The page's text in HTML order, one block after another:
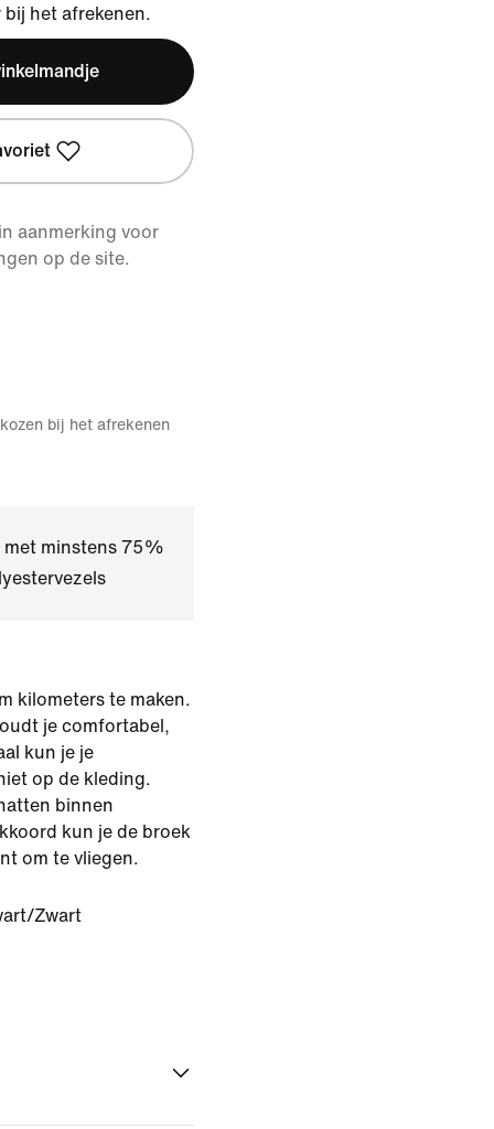
het afrekenen.
aanmerking voor
op de site.
bij het afrekenen
minstens 75%
kilometers te maken.
je comfortabel,
kun je je
op de kleding.
binnen
kun je de broek
om te vliegen.
Zwart